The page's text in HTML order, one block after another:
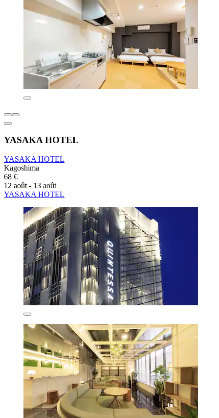
YASAKA HOTEL
YASAKA HOTEL
Kagoshima
68 €
12 août - 13 août
YASAKA HOTEL